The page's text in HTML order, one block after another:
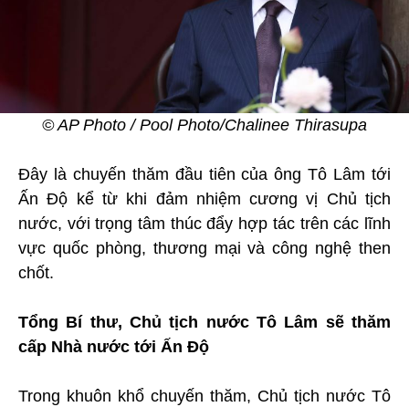
© AP Photo / Pool Photo/Chalinee Thirasupa
Đây là chuyến thăm đầu tiên của ông Tô Lâm tới
Ấn Độ kể từ khi đảm nhiệm cương vị Chủ tịch
nước, với trọng tâm thúc đẩy hợp tác trên các lĩnh
vực quốc phòng, thương mại và công nghệ then
chốt.
Tổng Bí thư, Chủ tịch nước Tô Lâm sẽ thăm
cấp Nhà nước tới Ấn Độ
Trong khuôn khổ chuyến thăm, Chủ tịch nước Tô